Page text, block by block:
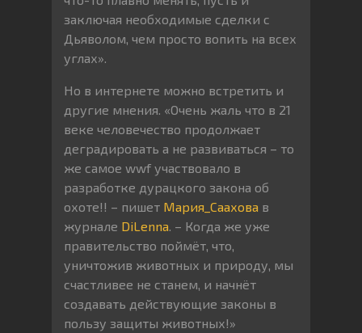
заключая необходимые сделки с
Дьяволом, чем просто вопить на всех
углах».
Но в интернете можно встретить и
другие мнения. «Очень жаль что в 21
веке человечество продолжает
деградировать а не развиваться – то
же самое wwf участвовало в
разработке дурацкого закона об
охоте!! – пишет Мария_Саахова в
журнале DiLenna. – Когда же уже
правительство поймёт, что,
уничтожив животных и природу, мы
счастливее не станем, и начнёт
создавать действующие законы в
пользу защиты животных!»